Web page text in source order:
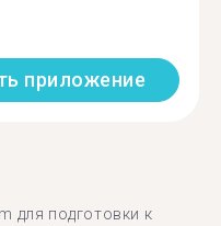
приложение
для подготовки к